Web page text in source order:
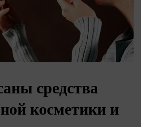
средства
косметики и